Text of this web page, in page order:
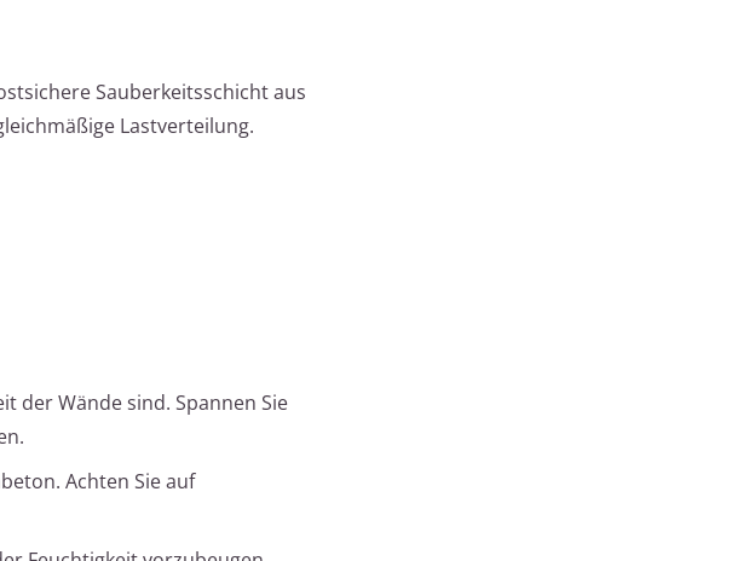
Sauberkeitsschicht aus
Lastverteilung.
der Wände sind. Spannen Sie
Achten Sie auf